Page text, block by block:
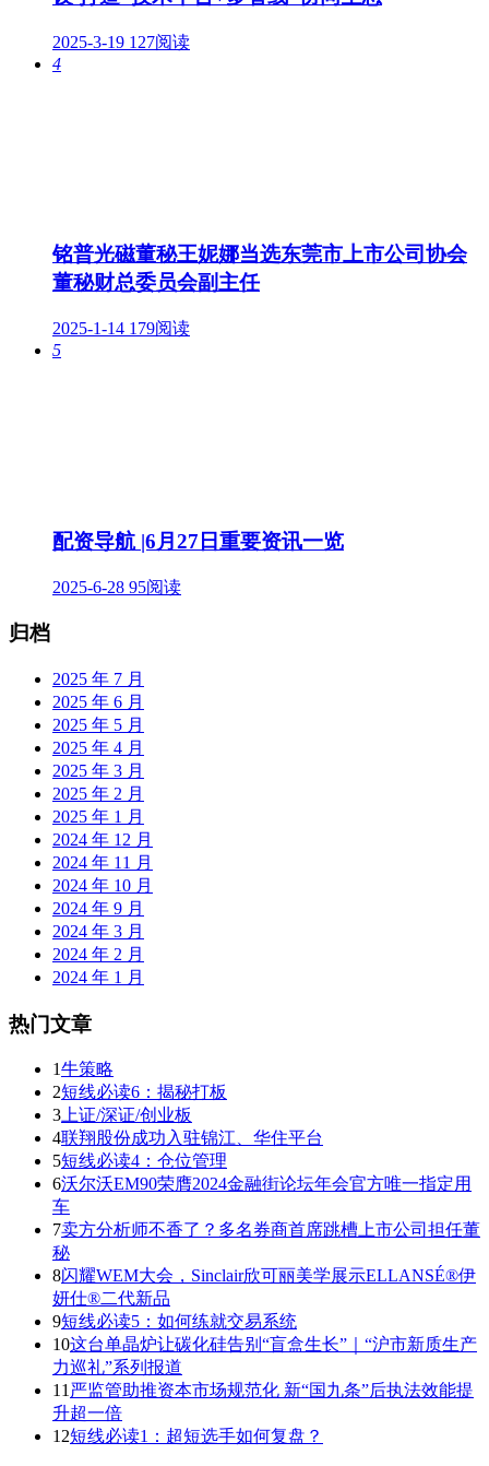
2025-3-19 127阅读
4
铭普光磁董秘王妮娜当选东莞市上市公司协会
董秘财总委员会副主任
2025-1-14 179阅读
5
配资导航 |6月27日重要资讯一览
2025-6-28 95阅读
归档
2025 年 7 月
2025 年 6 月
2025 年 5 月
2025 年 4 月
2025 年 3 月
2025 年 2 月
2025 年 1 月
2024 年 12 月
2024 年 11 月
2024 年 10 月
2024 年 9 月
2024 年 3 月
2024 年 2 月
2024 年 1 月
热门文章
1牛策略
2短线必读6：揭秘打板
3 上证/深证/创业板
4联翔股份成功入驻锦江、华住平台
5短线必读4：仓位管理
6沃尔沃EM90荣膺2024金融街论坛年会官方唯一指定用
车
7卖方分析师不香了？多名券商首席跳槽上市公司担任董
秘
8闪耀WEM大会，Sinclair欣可丽美学展示ELLANSÉ®伊
妍仕®二代新品
9短线必读5：如何练就交易系统
10这台单晶炉让碳化硅告别“盲盒生长”｜“沪市新质生产
力巡礼”系列报道
11 严监管助推资本市场规范化 新“国九条”后执法效能提
升超一倍
12短线必读1：超短选手如何复盘？